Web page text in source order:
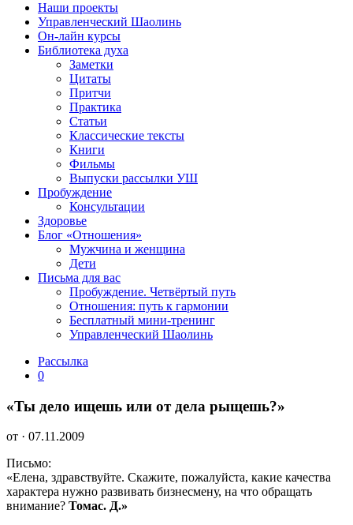
Наши проекты
Управленческий Шаолинь
Он-лайн курсы
Библиотека духа
Заметки
Цитаты
Притчи
Практика
Статьи
Классические тексты
Книги
Фильмы
Выпуски рассылки УШ
Пробуждение
Консультации
Здоровье
Блог «Отношения»
Мужчина и женщина
Дети
Письма для вас
Пробуждение. Четвёртый путь
Отношения: путь к гармонии
Бесплатный мини-тренинг
Управленческий Шаолинь
Рассылка
0
«Ты дело ищешь или от дела рыщешь?»
от · 07.11.2009
Письмо:
«Елена, здравствуйте. Скажите, пожалуйста, какие качества
характера нужно развивать бизнесмену, на что обращать
внимание? Томас. Д.»